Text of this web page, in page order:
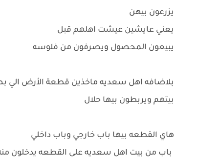
يزرعون بيهن
يعني عايشين عيشت اهلهم قبل
يبيعون المحصول ويصرفون من فلوسه
بلاضافه اهل سعديه ماخذين قطعة الأرض الي
بيتهم ويربطون بيها حلال
هاي القطعه بيها باب خارجي وباب داخلي
باب من بيت اهل سعديه على القطعه يدخلون